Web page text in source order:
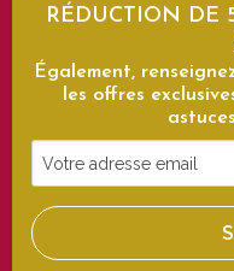
RÉDUCTION DE
Également,
les offres
Votre
adresse
email